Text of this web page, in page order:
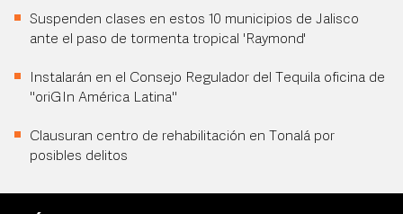
Suspenden clases en estos 10 municipios de Jalisco
ante el paso de tormenta tropical 'Raymond'
Instalarán en el Consejo Regulador del Tequila oficina de
"oriGIn América Latina"
Clausuran centro de rehabilitación en Tonalá por
posibles delitos